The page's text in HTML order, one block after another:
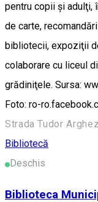
pentru copii şi adulţi,
de carte,
bibliotecii, expoziţii
colaborare cu liceul
grădiniţele. Sursa:
Foto: ro-
Strada Tudor
Bibliotecă
Deschis
Biblioteca